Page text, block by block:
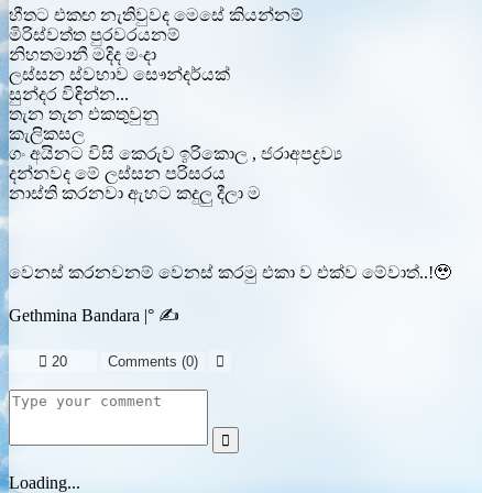
හීතට එකඟ නැතිවුවද මෙසේ කියන්නම්
මිරිස්වත්ත පුරවරයනම්
නිහතමානී මදිද මංදා
ලස්සන ස්වභාව සෞන්දර්යක්
සුන්දර විඳින්න...
තැන තැන එකතුවුනු
කැලිකසල
ගං අයිනට විසි කෙරුව ඉරිකොල , ජරාඅපද්‍රව්‍ය
දන්නවද මේ ලස්සන පරිසරය
නාස්ති කරනවා ඇහට කදුලු දීලා ම
වෙනස් කරනවනම් වෙනස් කරමු එකා ව එක්ව මේවාත්..!🥹
Gethmina Bandara |° ✍️
 20 Comments (0) 

Loading...